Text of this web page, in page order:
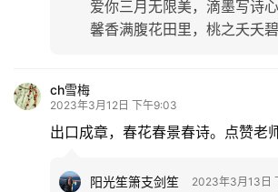
爱你三月无限美，滴墨写诗心
馨香满腹花田里，桃之夭夭碧
ch雪梅
2023年3月12日 下午9:03
出口成章，春花春景春诗。点赞老师
阳光笙箫支剑笙 2023年3月13日